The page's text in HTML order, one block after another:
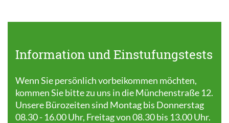
Information und Einstufungstests
Wenn Sie persönlich vorbeikommen möchten,
kommen Sie bitte zu uns in die Münchenstraße 12.
Unsere Bürozeiten sind Montag bis Donnerstag
08.30 - 16.00 Uhr, Freitag von 08.30 bis 13.00 Uhr.